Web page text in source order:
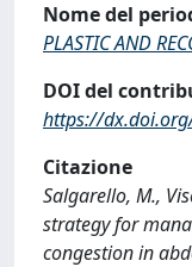
Nome del
PLASTIC AND
DOI del
https://
Citazione
Salgarello, M.,
strategy for
congestion in